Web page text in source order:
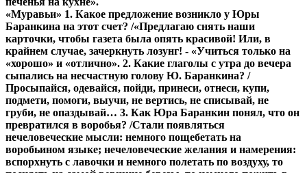
«Муравьи» 1. Какое предложение возникло у Юры
Баранкина на этот счет? /«Предлагаю снять наши
карточки, чтобы газета была опять красивой! Или, в
крайнем случае, зачеркнуть лозунг! - «Учиться только на
«хорошо» и «отлично». 2. Какие глаголы с утра до вечера
сыпались на несчастную голову Ю. Баранкина? /
Просыпайся, одевайся, пойди, принеси, отнеси, купи,
подмети, помоги, выучи, не вертись, не списывай, не
груби, не опаздывай… 3. Как Юра Баранкин понял, что он
превратился в воробья? /Стали появляться
нечеловеческие мысли: немного пощебетать на
воробьином языке; нечеловеческие желания и намерения:
вспорхнуть с лавочки и немного полетать по воздуху, то